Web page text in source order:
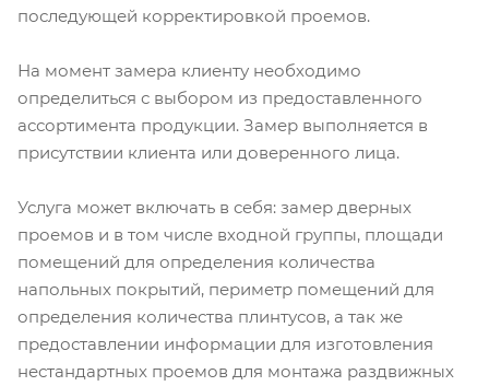
последующей корректировкой проемов.
На момент замера клиенту необходимо
определиться с выбором из предоставленного
ассортимента продукции. Замер выполняется в
присутствии клиента или доверенного лица.
Услуга может включать в себя: замер дверных
проемов и в том числе входной группы, площади
помещений для определения количества
напольных покрытий, периметр помещений для
определения количества плинтусов, а так же
предоставлении информации для изготовления
нестандартных проемов для монтажа раздвижных